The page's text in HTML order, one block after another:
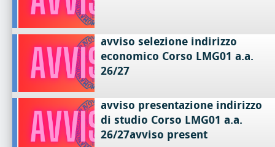
avviso selezione indirizzo
economico Corso LMG01 a.a.
26/27
avviso presentazione indirizzo
di studio Corso LMG01 a.a.
26/27avviso present